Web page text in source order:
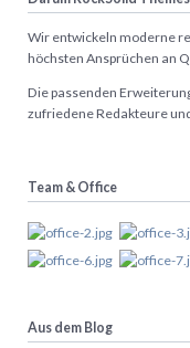
Wir entwickeln moderne
höchsten Ansprüchen an
Die passenden
zufriedene Redakteure
Team & Office
Aus dem Blog